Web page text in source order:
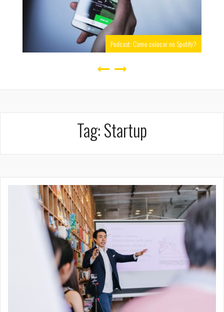
Podcast: Como colocar no Spotify?
Tag:Startup